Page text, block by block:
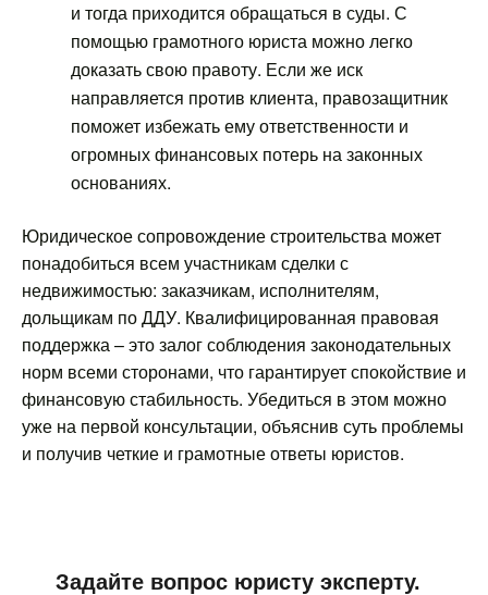
и тогда приходится обращаться в суды. С
помощью грамотного юриста можно легко
доказать свою правоту. Если же иск
направляется против клиента, правозащитник
поможет избежать ему ответственности и
огромных финансовых потерь на законных
основаниях.
Юридическое сопровождение строительства может
понадобиться всем участникам сделки с
недвижимостью: заказчикам, исполнителям,
дольщикам по ДДУ. Квалифицированная правовая
поддержка – это залог соблюдения законодательных
норм всеми сторонами, что гарантирует спокойствие и
финансовую стабильность. Убедиться в этом можно
уже на первой консультации, объяснив суть проблемы
и получив четкие и грамотные ответы юристов.
Задайте вопрос юристу эксперту.